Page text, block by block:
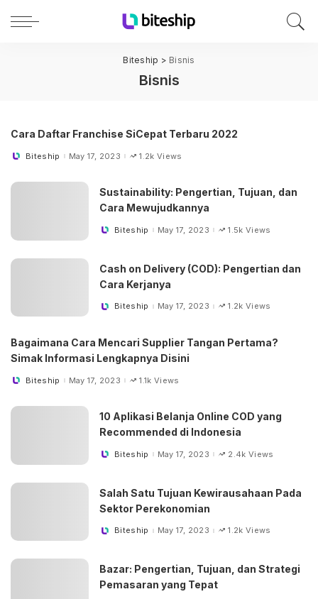
Biteship > Bisnis
Bisnis
Cara Daftar Franchise SiCepat Terbaru 2022
PostedBiteship May 17, 2023 1.2k Views
Sustainability: Pengertian, Tujuan, dan
Cara Mewujudkannya
PostedBiteship May 17, 2023 1.5k Views
Cash on Delivery (COD): Pengertian dan
Cara Kerjanya
PostedBiteship May 17, 2023 1.2k Views
Bagaimana Cara Mencari Supplier Tangan Pertama?
Simak Informasi Lengkapnya Disini
PostedBiteship May 17, 2023 1.1k Views
10 Aplikasi Belanja Online COD yang
Recommended di Indonesia
PostedBiteship May 17, 2023 2.4k Views
Salah Satu Tujuan Kewirausahaan Pada
Sektor Perekonomian
PostedBiteship May 17, 2023 1.2k Views
Bazar: Pengertian, Tujuan, dan Strategi
Pemasaran yang Tepat